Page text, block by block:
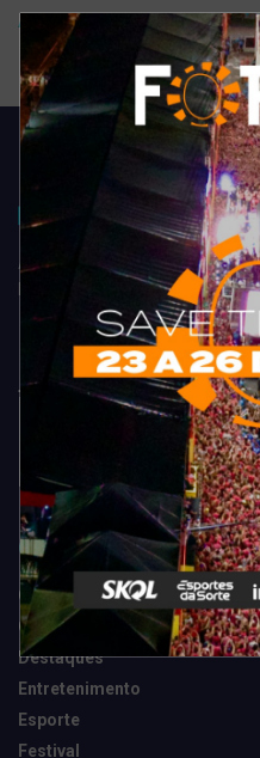
Arquivo de enquete
Acompanhe todas as
Fortaleza. Dicas, promoções,
Categorias
Camarote Vip Junino
Cidade
Destaques
Entretenimento
Esporte
Festival